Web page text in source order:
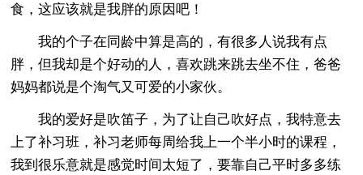
食，这应该就是我胖的原因吧！
我的个子在同龄中算是高的，有很多人说我有点
胖，但我却是个好动的人，喜欢跳来跳去坐不住，爸爸
妈妈都说是个淘气又可爱的小家伙。
我的爱好是吹笛子，为了让自己吹好点，我特意去
上了补习班，补习老师每周给我上一个半小时的课程，
我到很乐意就是感觉时间太短了，要靠自己平时多多练